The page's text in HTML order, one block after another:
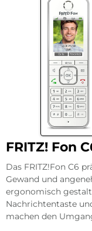
FRITZ! Fon
Das FRITZ!Fon C6
Gewand und
ergonomisch
Nachrichtentaste
machen den